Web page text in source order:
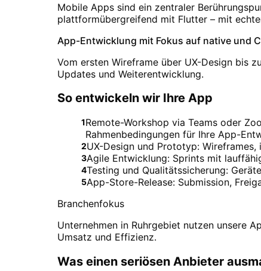
Mobile Apps sind ein zentraler
plattformübergreifend mit Flutter – mit
App-Entwicklung mit Fokus auf native und
Vom ersten Wireframe über UX-Design bis
Updates und Weiterentwicklung.
So entwickeln wir Ihre App
1Remote-Workshop via Teams oder
Rahmenbedingungen für Ihre App-
2UX-Design und Prototyp:
3Agile Entwicklung: Sprints mit
4Testing und Qualitätssicherung:
5App-Store-Release: Submission,
Branchenfokus
Unternehmen in Ruhrgebiet nutzen unsere
Umsatz und Effizienz.
Was einen seriösen Anbieter